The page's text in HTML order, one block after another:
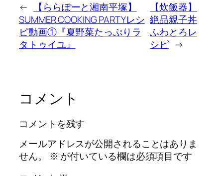
←
【ららぽーと湘南平塚】
SUMMER COOKING PARTYレシ
ピ動画①『夏野菜たっぷりラ
タトゥイユ』
【炊飯器】
絶品親子丼
ふわとろレ
シピ →
コメント
コメントを残す
メールアドレスが公開されることはありま
せん。
※ が付いている欄は必須項目です